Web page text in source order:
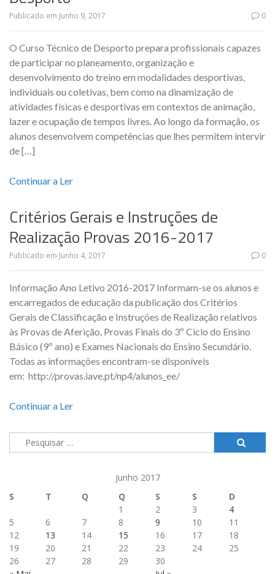
Publicado em Junho 9, 2017 0
O Curso Técnico de Desporto prepara profissionais capazes
de participar no planeamento, organização e
desenvolvimento do treino em modalidades desportivas,
individuais ou coletivas, bem como na dinamização de
atividades físicas e desportivas em contextos de animação,
lazer e ocupação de tempos livres. Ao longo da formação, os
alunos desenvolvem competências que lhes permitem intervir
de […]
Continuar a Ler
Critérios Gerais e Instruções de
Realização Provas 2016-2017
Publicado em Junho 4, 2017 0
Informação Ano Letivo 2016-2017 Informam-se os alunos e
encarregados de educação da publicação dos Critérios
Gerais de Classificação e Instruções de Realização relativos
às Provas de Aferição, Provas Finais do 3º Ciclo do Ensino
Básico (9º ano) e Exames Nacionais do Ensino Secundário.
Todas as informações encontram-se disponíveis
em: http://provas.iave.pt/np4/alunos_ee/
Continuar a Ler
Pesquisar
por:
Junho 2017
S
T Q Q S S D
1 2 3
4
5
6 7 8 9 10
11
12
13 14 15 16 17
18
19
20 21 22 23 24
25
26
27 28 29 30